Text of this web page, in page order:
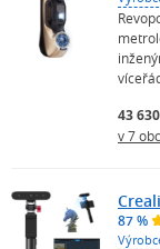
43
v 7
87 %